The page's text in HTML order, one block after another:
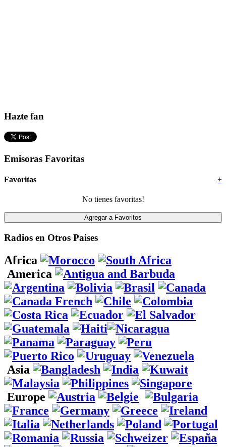
Hazte fan
Emisoras Favoritas
+
Favoritas
No tienes favoritas!
Radios en Otros Paises
Africa
America
Asia
Europe